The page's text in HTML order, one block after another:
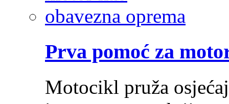
Prva pomoć za
Motocikl pruža